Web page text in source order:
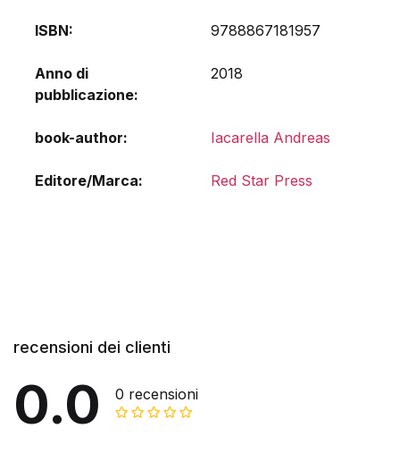
ISBN 9788867181957
Anno di
pubblicazione
2018
book-author Iacarella Andreas
Editore/Marca Red Star Press
recensioni dei clienti
0.0 0 recensioni